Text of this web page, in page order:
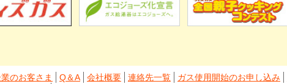
のお客さま Q＆A 会社概要 連絡先一覧 ガス使用開始のお申し込み